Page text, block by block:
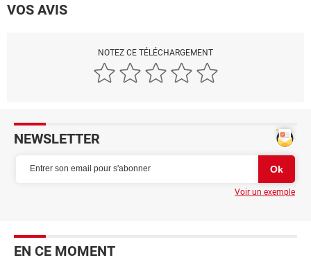
VOS AVIS
NOTEZ CE TÉLÉCHARGEMENT
NEWSLETTER
Voir un exemple
EN CE MOMENT